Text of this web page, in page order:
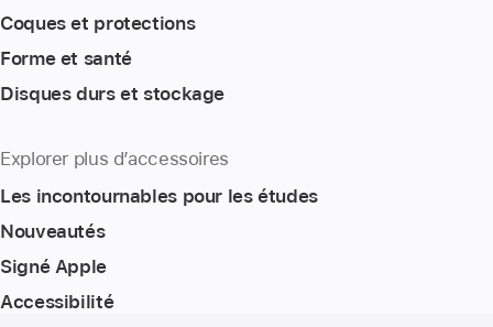
Coques et protections
Forme et santé
Disques durs et stockage
Explorer plus d’accessoires
Les incontournables pour les études
Nouveautés
Signé Apple
Accessibilité